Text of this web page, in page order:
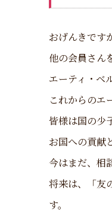
おげんきです
他の会員さん
エーティ・ベ
これからのエ
皆様は国の少
お国への貢献
今はまだ、相
将来は、「友
す。